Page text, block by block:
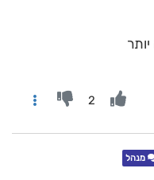
2
מנהל